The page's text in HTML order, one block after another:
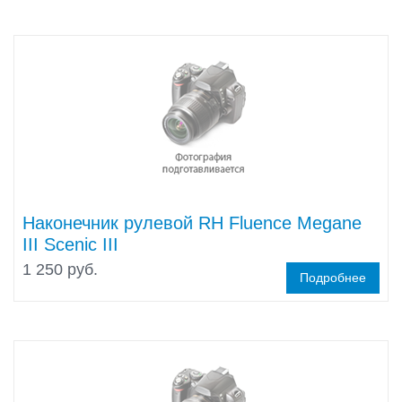
Наконечник рулевой RH Fluence Megane
III Scenic III
1 250 руб. Подробнее